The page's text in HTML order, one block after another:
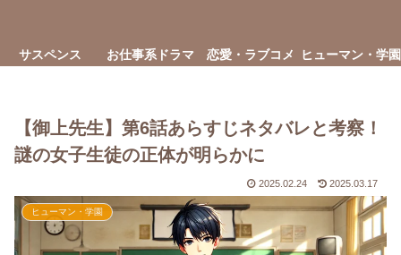
サスペンス お仕事系ドラマ 恋愛・ラブコメ ヒューマン・学園
【御上先生】第6話あらすじネタバレと考察！
謎の女子生徒の正体が明らかに
2025.02.24 2025.03.17
ヒューマン・学園